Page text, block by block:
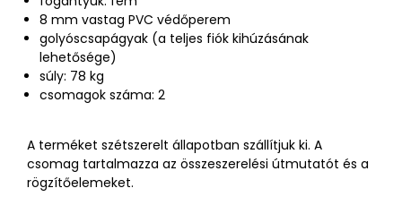
8 mm vastag PVC védőperem
golyóscsapágyak (a teljes fiók kihúzásának
lehetősége)
súly: 78 kg
csomagok száma: 2
A terméket szétszerelt állapotban szállítjuk ki. A
csomag tartalmazza az összeszerelési útmutatót és a
rögzítőelemeket.